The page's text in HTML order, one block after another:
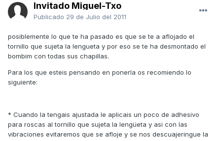
Invitado Miguel-Txo
Publicado 29 de Julio del 2011
posiblemente lo que te ha pasado es que se te a aflojado el
tornillo que sujeta la lengueta y por eso se te ha desmontado el
bombim con todas sus chapillas.
Para los que esteis pensando en ponerla os recomiendo lo
siguiente:
* Cuando la tengais ajustada le aplicais un poco de adhesivo
para roscas al tornillo que sujeta la lengüeta y asi con las
vibraciones evitaremos que se afloje y se nos descuajeringue la